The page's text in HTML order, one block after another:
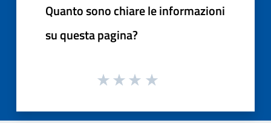
Quanto sono chiare le informazioni
su questa pagina?